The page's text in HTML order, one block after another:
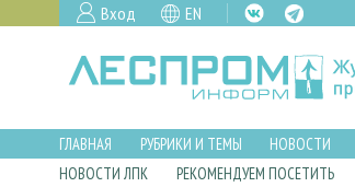
Вход EN
ГЛАВНАЯ РУБРИКИ И ТЕМЫ НОВОСТИ
НОВОСТИ ЛПК
РЕКОМЕНДУЕМ ПОСЕТИТЬ